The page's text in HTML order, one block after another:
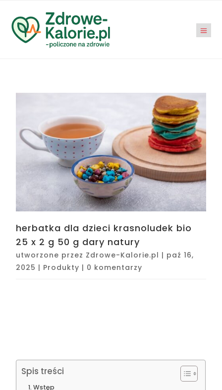
herbatka dla dzieci krasnoludek bio
25 x 2 g 50 g dary natury
utworzone przez Zdrowe-Kalorie.pl | paź 16,
2025 | Produkty | 0 komentarzy
Spis treści
Wstęp